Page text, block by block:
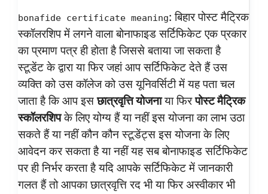
bonafide certificate meaning: बिहार पोस्ट मैट्रिक
स्कॉलरशिप में लगने वाला बोनाफाइड सर्टिफिकेट एक प्रकार
का प्रमाण पत्र ही होता है जिससे बताया जा सकता है
स्टूडेंट के द्वारा या फिर जहां आप सर्टिफिकेट देते हैं उस
व्यक्ति को उस कॉलेज को उस यूनिवर्सिटी में यह पता चल
जाता है कि आप इसछात्रवृत्ति योजनाया फिरपोस्ट मैट्रिक
स्कॉलरशिपके लिए योग्य हैं या नहीं इस योजना का लाभ उठा
सकते हैं या नहीं कौन कौन स्टूडेंट्स इस योजना के लिए
आवेदन कर सकता है या नहीं यह सब बोनाफाइड सर्टिफिकेट
पर ही निर्भर करता है यदि आपके सर्टिफिकेट में जानकारी
गलत हैं तो आपका छात्रवृत्ति रद भी या फिर अस्वीकार भी